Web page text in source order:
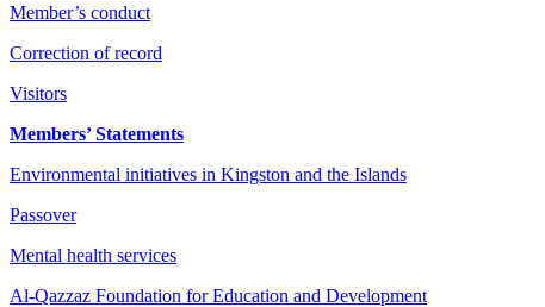
Member’s conduct
Correction of record
Visitors
Members’ Statements
Environmental initiatives in Kingston and the Islands
Passover
Mental health services
Al-Qazzaz Foundation for Education and Development